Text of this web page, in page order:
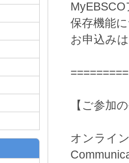
保存機能
お申込みは
【ご参加
オンライ